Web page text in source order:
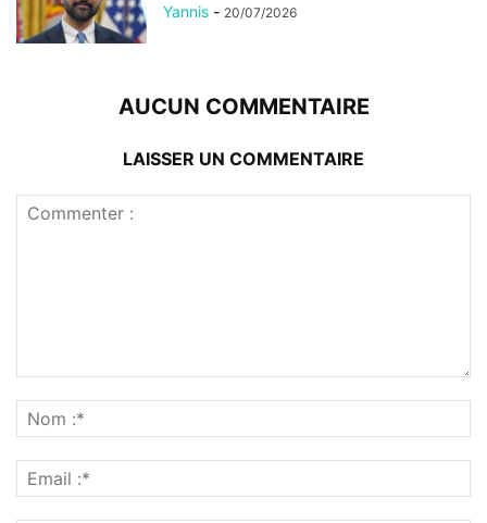
Yannis - 20/07/2026
AUCUN COMMENTAIRE
LAISSER UN COMMENTAIRE